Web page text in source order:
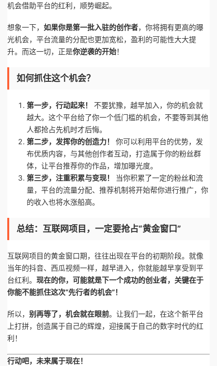
机会借助平台的红利，顺势崛起。
想象一下， 如果你是第一批入驻的创作者，你将拥有更高的曝
光机会，平台流量的分配也更加宽松，盈利的可能性大大提
升。而这一切，正是你逆袭的开始！
如何抓住这个机会？
第一步，行动起来！
不要犹豫，越早加入，你的机会就
越大。这个平台给了你一个低门槛的机会，不要等到其他
人都抢占先机时才后悔。
第二步，发挥你的创造力！
你可以利用平台的优势，发
布优质内容，与其他创作者互动，打造属于你的粉丝群
体，让平台推荐你的作品，增加曝光度。
第三步，注重积累与变现！
当你积累了一定的粉丝和流
量，平台的流量分配、推荐机制将开始帮你进行推广，你
的收入也将水涨船高。
总结：互联网项目，一定要抢占“黄金窗口”
互联网项目的黄金窗口期，往往出现在平台的初期阶段。就像
当年的抖音、西瓜视频一样，越早进入，你就能越早享受到平
台红利。 现在的你，可能就是下一个成功的创业者，关键在于
你能不能抓住这次“先行者的机会”！
所以， 别再等了，机会就在眼前。让我们一起，在这个新平台
上打拼，创造属于自己的辉煌，迎接属于自己的数字时代的红
利！
行动吧，未来属于现在！